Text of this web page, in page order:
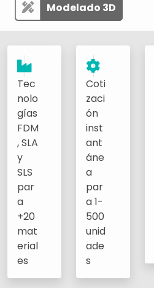
Modelado 3D
Tec
nolo
gías
FDM
, SLA
y
SLS
par
a
+20
mat
erial
es
Coti
zaci
ón
inst
ant
áne
a
par
a 1-
500
unid
ade
s